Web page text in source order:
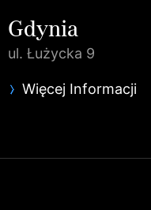
Gdynia
ul. Łużycka 9
Więcej Informacji